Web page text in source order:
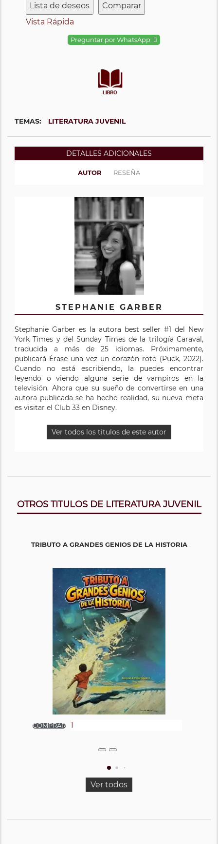
Lista de deseos
Comparar
Vista Rápida
Preguntar por WhatsApp:
TEMAS: LITERATURA JUVENIL
DETALLES ADICIONALES
AUTOR RESEÑA
STEPHANIE GARBER
Stephanie Garber es la autora best seller #1 del New
York Times y del Sunday Times de la trilogía Caraval,
traducida a más de 25 idiomas. Próximamente,
publicará Érase una vez un corazón roto (Puck, 2022).
Cuando no está escribiendo, la puedes encontrar
leyendo o viendo alguna serie de vampiros en la
televisión. Ahora que su sueño de convertirse en una
autora publicada se ha hecho realidad, su nueva meta
es visitar el Club 33 en Disney.
Ver todos los titulos de este autor
OTROS TITULOS DE LITERATURA JUVENIL
TRIBUTO A GRANDES GENIOS DE LA HISTORIA
Ver todos